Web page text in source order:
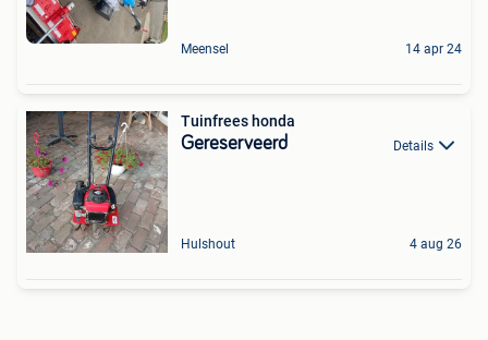
Meensel 14 apr 24
Tuinfrees honda
Gereserveerd Details
Hulshout 4 aug 26